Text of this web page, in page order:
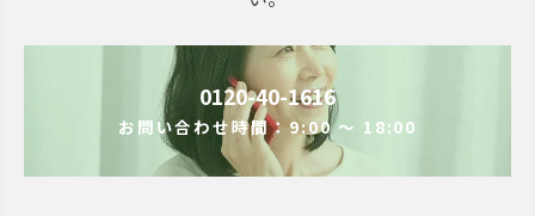
0120-40-1616
お問い合わせ時間：9:00 ～ 18:00